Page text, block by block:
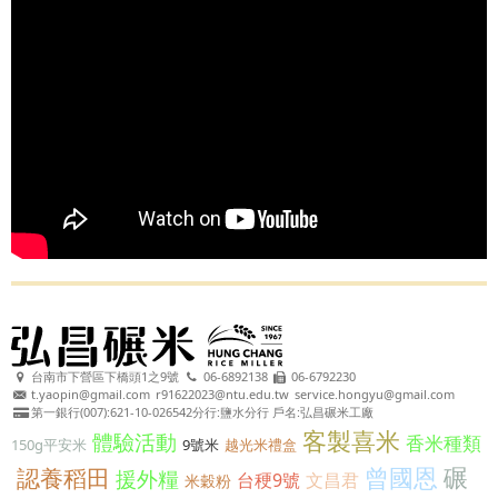
台南市下營區下橋頭1之9號 06-6892138
06-6792230
t.yaopin@gmail.com r91622023@ntu.edu.tw service.hongyu@gmail.com
第一銀行(007):621-10-026542分行:鹽水分行 戶名:弘昌碾米工廠
150g平安米 體驗活動 9號米 越光米禮盒 客製喜米 香米種類
認養稻田 援外糧 米穀粉 台稉9號 文昌君 曾國恩 碾